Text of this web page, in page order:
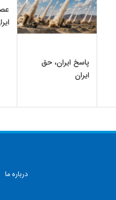
پاسخ ایران، حق
ایران
درباره ما